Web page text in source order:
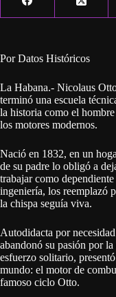
Por Datos Históricos
La Habana.- Nicolaus
terminó una escuela
la historia como el
los motores modernos.
Nació en 1832, en un
de su padre lo obligó a
trabajar como
ingeniería, los reemplazó
la chispa seguía viva.
Autodidacta por
abandonó su pasión por
esfuerzo solitario,
mundo: el motor de
famoso ciclo Otto.